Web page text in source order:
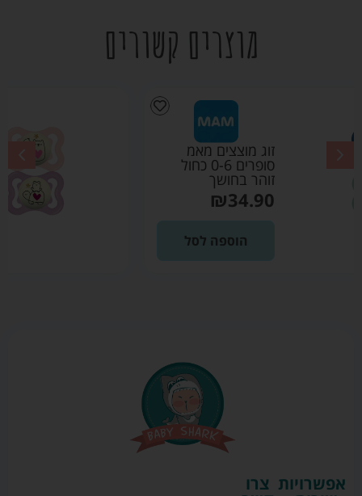
מוצרים קשורים
זוג מוצצים מאמ
סופרים 0-6 ורוד זוהר
צרו אפשרויות